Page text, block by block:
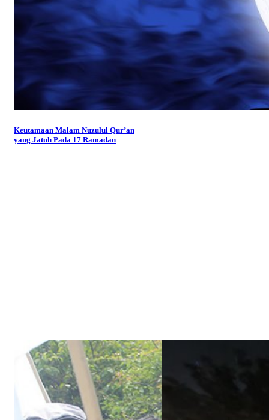
Keutamaan Malam Nuzulul Qur’an
yang Jatuh Pada 17 Ramadan